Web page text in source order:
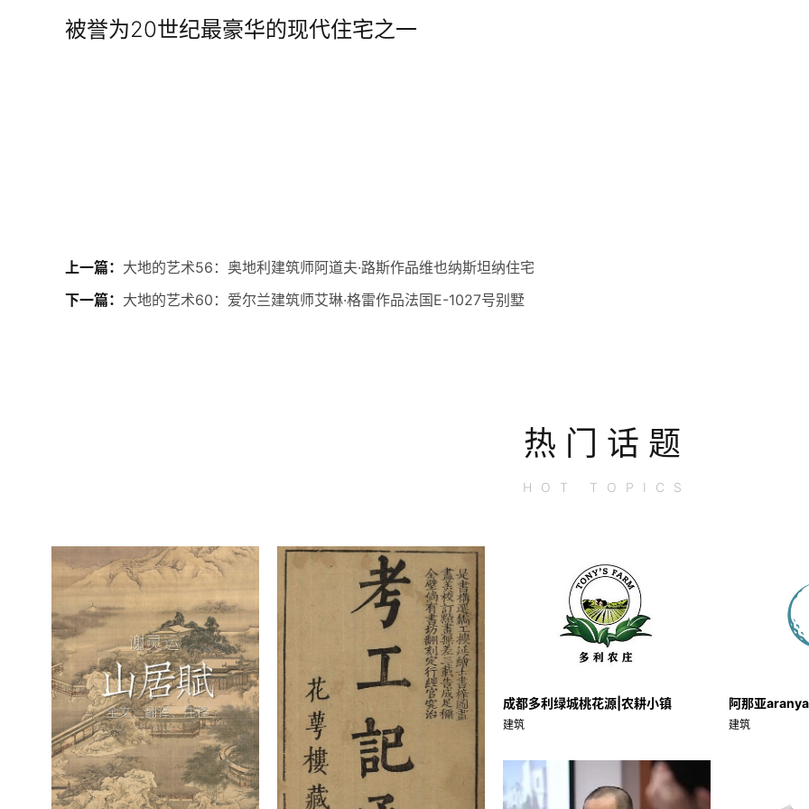
被誉为20世纪最豪华的现代住宅之一
上一篇： 大地的艺术56：奥地利建筑师阿道夫·路斯作品维也纳斯坦纳住宅
下一篇： 大地的艺术60：爱尔兰建筑师艾琳·格雷作品法国E-1027号别墅
热门话题
HOT TOPICS
成都多利绿城桃花源|农耕小镇
建筑
阿那亚
建筑